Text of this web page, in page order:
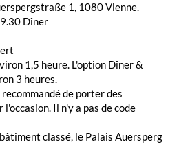
1, 1080 Vienne.
Dîner
1,5 heure. L'option Dîner &
3 heures.
de porter des
Il n'y a pas de code
classé, le Palais Auersperg